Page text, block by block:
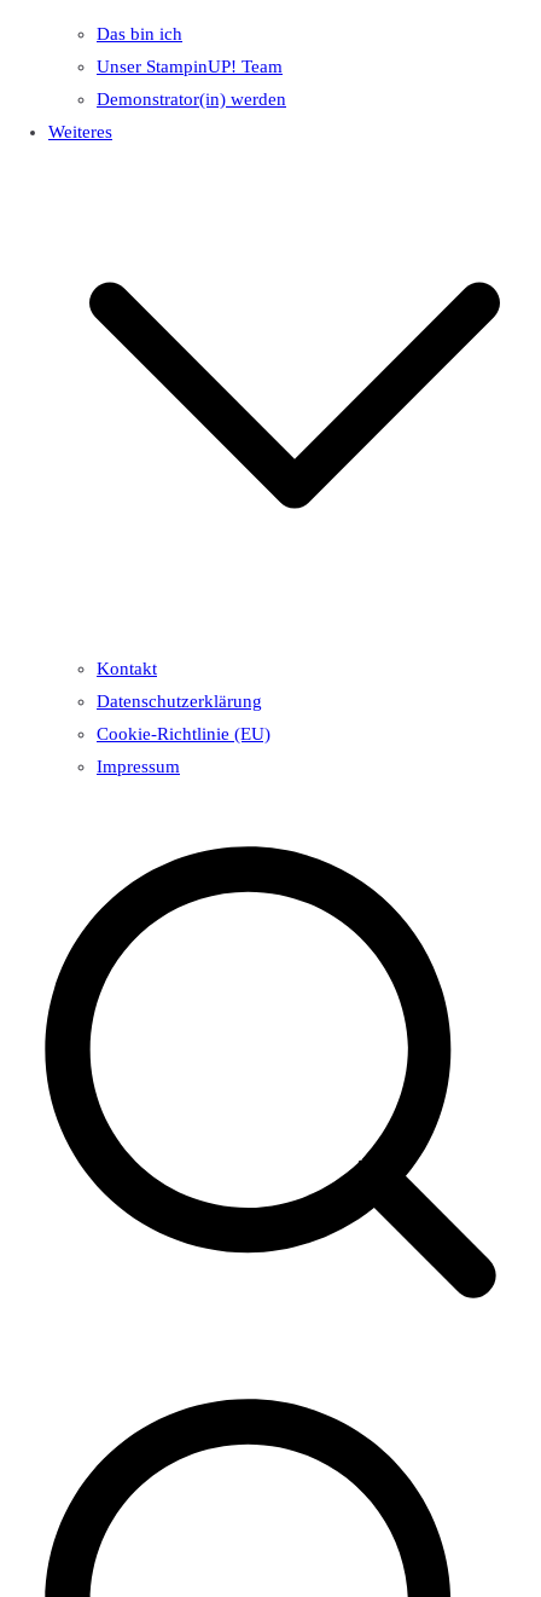
Das bin ich
Unser StampinUP! Team
Demonstrator(in) werden
Weiteres
Kontakt
Datenschutzerklärung
Cookie-Richtlinie (EU)
Impressum